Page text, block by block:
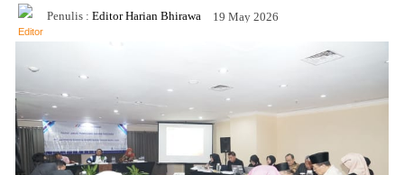
Penulis : Editor Harian Bhirawa 19 May 2026